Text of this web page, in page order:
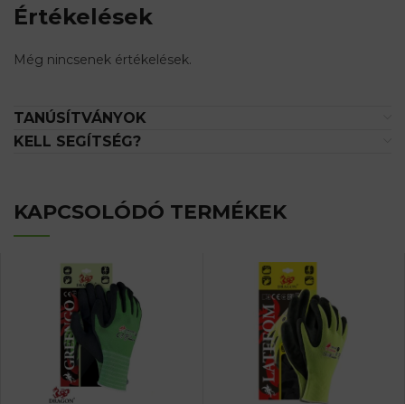
Értékelések
Még nincsenek értékelések.
TANÚSÍTVÁNYOK
KELL SEGÍTSÉG?
KAPCSOLÓDÓ TERMÉKEK